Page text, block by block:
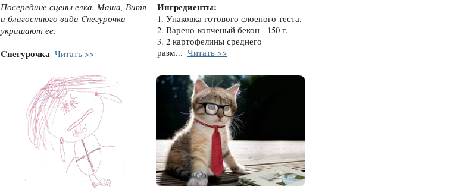
Посередине сцены елка. Маша, Витя
и благостного вида Cнегурочка
украшают ее.
Cнегурочка Читать >>
Ингредиенты:
1. Упаковка готового слоеного теста.
2. Варено-копченый бекон - 150 г.
3. 2 картофелины среднего
разм... Читать >>